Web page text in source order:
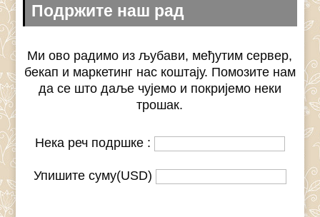
Подржите наш рад
Ми ово радимо из љубави, међутим сервер,
бекап и маркетинг нас коштају. Помозите нам
да се што даље чујемо и покријемо неки
трошак.
Нека реч подршке :
Упишите суму(USD)